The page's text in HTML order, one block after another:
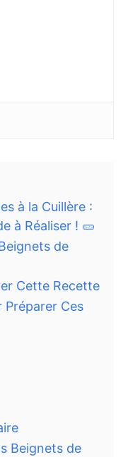
à la Cuillère :
à Réaliser ! 🥒
de
Cette Recette
Préparer Ces
Beignets de